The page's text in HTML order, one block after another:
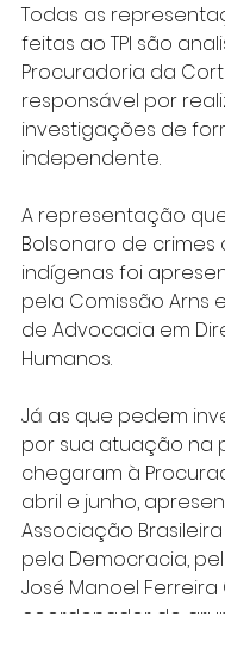
Todas as
feitas ao TPI são
Procuradoria da
responsável por
investigações de
independente.
A representação
Bolsonaro de
indígenas foi
pela Comissão Arns
de Advocacia em
Humanos.
Já as que pedem
por sua atuação na
chegaram à
abril e junho,
Associação
pela Democracia,
José Manoel
coordenador do